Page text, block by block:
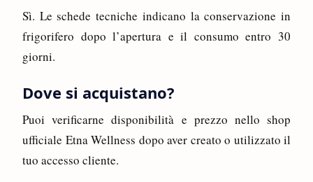
Sì. Le schede tecniche indicano la conservazione in
frigorifero dopo l’apertura e il consumo entro 30
giorni.
Dove si acquistano?
Puoi verificarne disponibilità e prezzo nello shop
ufficiale Etna Wellness dopo aver creato o utilizzato il
tuo accesso cliente.